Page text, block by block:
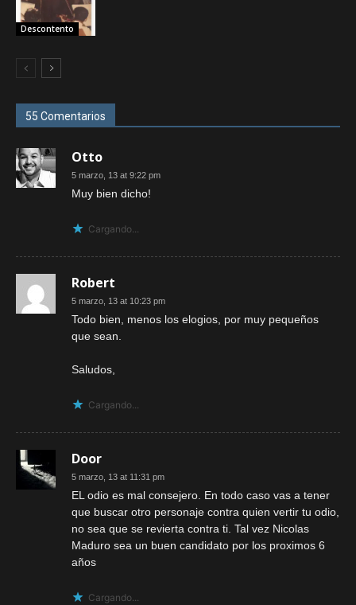
Descontento
55 Comentarios
Otto
5 marzo, 13 at 9:22 pm
Muy bien dicho!
Cargando...
Robert
5 marzo, 13 at 10:23 pm
Todo bien, menos los elogios, por muy pequeños
que sean.
Saludos,
Cargando...
Door
5 marzo, 13 at 11:31 pm
EL odio es mal consejero. En todo caso vas a tener
que buscar otro personaje contra quien vertir tu odio,
no sea que se revierta contra ti. Tal vez Nicolas
Maduro sea un buen candidato por los proximos 6
años
Cargando...